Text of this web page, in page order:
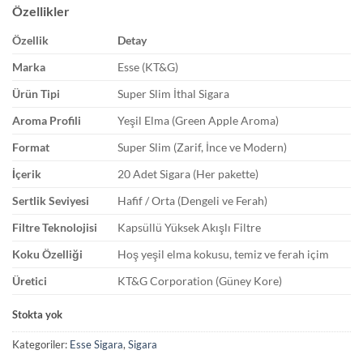
Özellikler
Özellik
Detay
Marka
Esse (KT&G)
Ürün Tipi
Super Slim İthal Sigara
Aroma Profili
Yeşil Elma (Green Apple Aroma)
Format
Super Slim (Zarif, İnce ve Modern)
İçerik
20 Adet Sigara (Her pakette)
Sertlik Seviyesi
Hafif / Orta (Dengeli ve Ferah)
Filtre Teknolojisi
Kapsüllü Yüksek Akışlı Filtre
Koku Özelliği
Hoş yeşil elma kokusu, temiz ve ferah içim
Üretici
KT&G Corporation (Güney Kore)
Stokta yok
Kategoriler: Esse Sigara, Sigara